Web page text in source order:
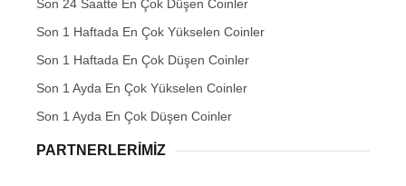
Son 24 Saatte En Çok Düşen Coinler
Son 1 Haftada En Çok Yükselen Coinler
Son 1 Haftada En Çok Düşen Coinler
Son 1 Ayda En Çok Yükselen Coinler
Son 1 Ayda En Çok Düşen Coinler
PARTNERLERIMIZ